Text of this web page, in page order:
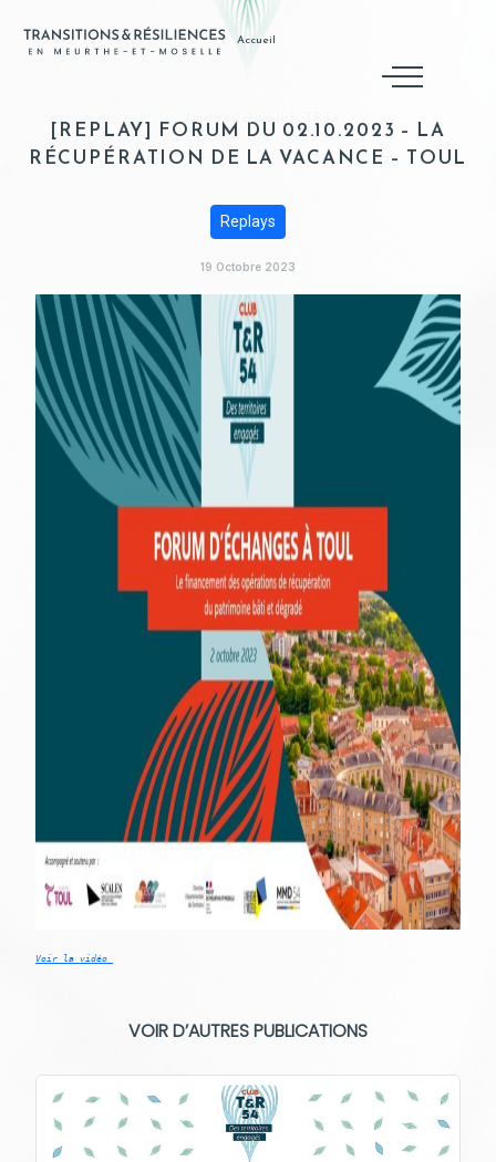
Accueil du club TR54
Accueil
[REPLAY] FORUM DU 02.10.2023 – LA
RÉCUPÉRATION DE LA VACANCE – TOUL
Replays
19 Octobre 2023
Voir la vidéo
VOIR D’AUTRES PUBLICATIONS